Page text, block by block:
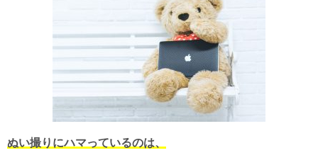
ぬい撮りにハマっているのは、